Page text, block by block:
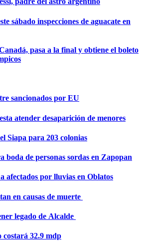
sábado inspecciones de aguacate en
pasa a la final y obtiene el boleto
sancionados por EU
atender desaparición de menores
Siapa para 203 colonias
boda de personas sordas en Zapopan
afectados por lluvias en Oblatos
en causas de muerte
legado de Alcalde
32.9 mdp